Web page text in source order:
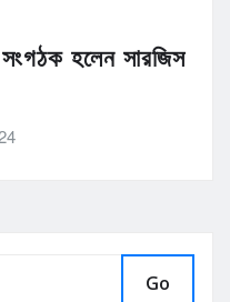
হলেন সারজিস
Go